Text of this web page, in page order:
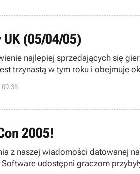
UK (05/04/05)
najlepiej sprzedających się
trzynastą w tym roku i obejmuje
09:38
2005!
z naszej wiadomości datowanej
udostępni graczom